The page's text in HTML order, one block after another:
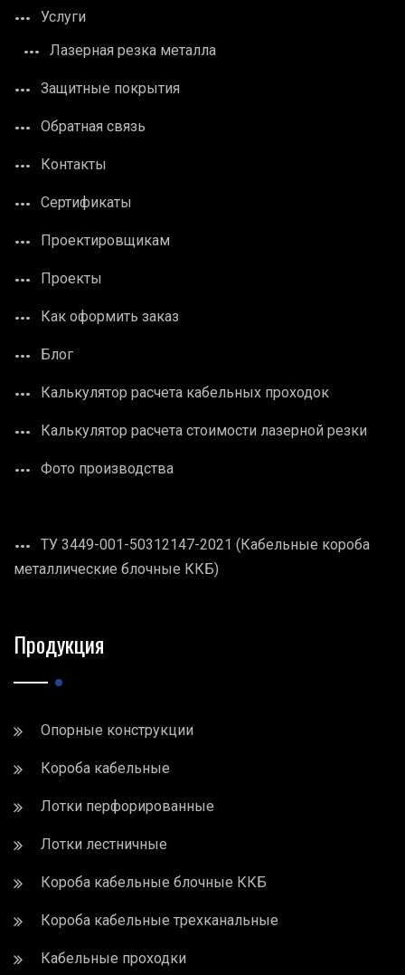
Услуги
Лазерная резка металла
Защитные покрытия
Обратная связь
Контакты
Сертификаты
Проектировщикам
Проекты
Как оформить заказ
Блог
Калькулятор расчета кабельных проходок
Калькулятор расчета стоимости лазерной резки
Фото производства
ТУ 3449-001-50312147-2021 (Кабельные короба
металлические блочные ККБ)
Продукция
Опорные конструкции
Короба кабельные
Лотки перфорированные
Лотки лестничные
Короба кабельные блочные ККБ
Короба кабельные трехканальные
Кабельные проходки